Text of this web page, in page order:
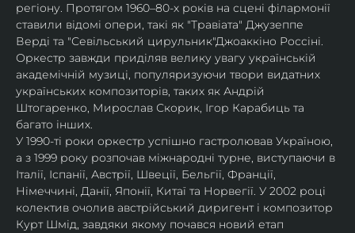
регіону. Протягом 1960–80-х років на сцені філармонії
ставили відомі опери, такі як "Травіата" Джузеппе
Верді та "Севільський цирульник"Джоаккіно Россіні.
Оркестр завжди приділяв велику увагу українській
академічній музиці, популяризуючи твори видатних
українських композиторів, таких як Андрій
Штогаренко, Мирослав Скорик, Ігор Карабиць та
багато інших.
У 1990-ті роки оркестр успішно гастролював Україною,
а з 1999 року розпочав міжнародні турне, виступаючи в
Італії, Іспанії, Австрії, Швеції, Бельгії, Франції,
Німеччині, Данії, Японії, Китаї та Норвегії. У 2002 році
колектив очолив австрійський диригент і композитор
Курт Шмід, завдяки якому почався новий етап